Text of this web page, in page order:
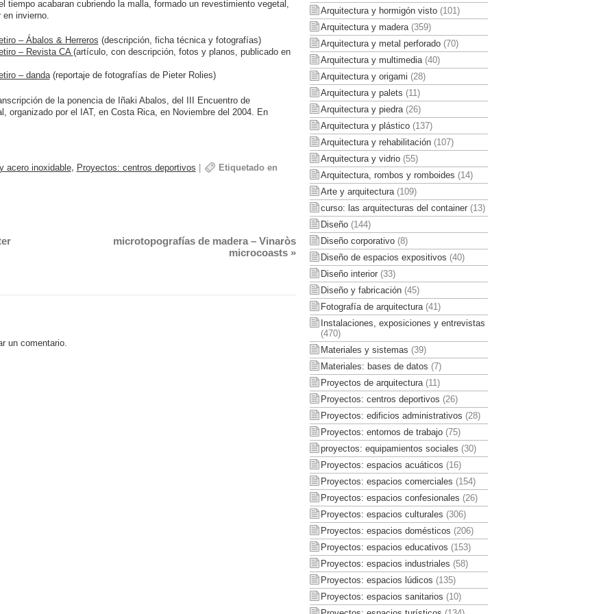
tiempo acabaran cubriendo la malla, formado un revestimiento vegetal,
en invierno.
– Ábalos & Herreros (descripción, ficha técnica y fotografías)
– Revista CA (artículo, con descripción, fotos y planos, publicado en
– danda(reportaje de fotografías de Pieter Rolies)
de la ponencia de Iñaki Abalos, del III Encuentro de
organizado por el IAT, en Costa Rica, en Noviembre del 2004. En
acero inoxidable, Proyectos: centros deportivos Etiquetado en
microtopografías de madera – Vinaròs
microcoasts »
un comentario.
Arquitectura y hormigón visto(101)
Arquitectura y madera(359)
Arquitectura y metal perforado(70)
Arquitectura y multimedia(40)
Arquitectura y origami (28)
Arquitectura y palets (11)
Arquitectura y piedra(26)
Arquitectura y plástico(137)
Arquitectura y rehabilitación(107)
Arquitectura y vidrio(55)
Arquitectura, rombos y romboides (14)
Arte y arquitectura(109)
curso: las arquitecturas del container(13)
Diseño(144)
Diseño corporativo(8)
Diseño de espacios expositivos (40)
Diseño interior(33)
Diseño y fabricación(45)
Fotografía de arquitectura(41)
Instalaciones, exposiciones y entrevistas
(470)
Materiales y sistemas (39)
Materiales: bases de datos (7)
Proyectos de arquitectura(11)
Proyectos: centros deportivos (26)
Proyectos: edificios administrativos (28)
Proyectos: entornos de trabajo(75)
proyectos: equipamientos sociales (30)
Proyectos: espacios acuáticos (16)
Proyectos: espacios comerciales (154)
Proyectos: espacios confesionales (26)
Proyectos: espacios culturales (306)
Proyectos: espacios domésticos (206)
Proyectos: espacios educativos (153)
Proyectos: espacios industriales (58)
Proyectos: espacios lúdicos (135)
Proyectos: espacios sanitarios (10)